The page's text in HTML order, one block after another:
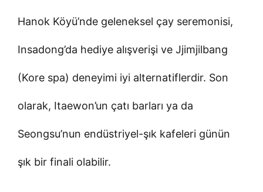
Hanok Köyü’nde geleneksel çay seremonisi,
Insadong’da hediye alışverişi ve Jjimjilbang
(Kore spa) deneyimi iyi alternatiflerdir. Son
olarak, Itaewon’un çatı barları ya da
Seongsu’nun endüstriyel-şık kafeleri günün
şık bir finali olabilir.